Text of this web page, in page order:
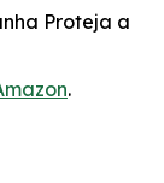
Proteja a
.